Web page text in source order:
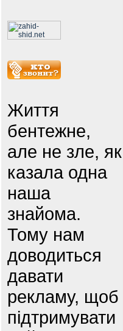
Життя
бентежне,
але не зле, як
казала одна
наша
знайома.
Тому нам
доводиться
давати
рекламу, щоб
підтримувати